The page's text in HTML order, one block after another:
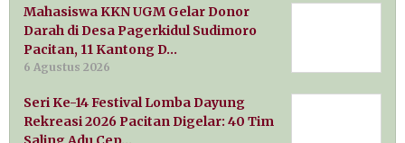
Mahasiswa KKN UGM Gelar Donor
Darah di Desa Pagerkidul Sudimoro
Pacitan, 11 Kantong D…
6 Agustus 2026
Seri Ke-14 Festival Lomba Dayung
Rekreasi 2026 Pacitan Digelar: 40 Tim